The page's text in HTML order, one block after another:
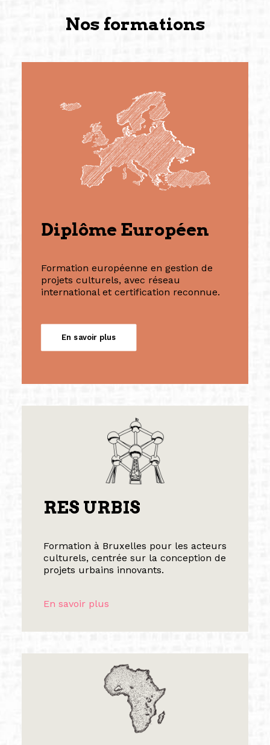
Nos formations
Diplôme Européen
Formation européenne en gestion de
projets culturels, avec réseau
international et certification reconnue.
En savoir plus
RES URBIS
Formation à Bruxelles pour les acteurs
culturels, centrée sur la conception de
projets urbains innovants.
En savoir plus